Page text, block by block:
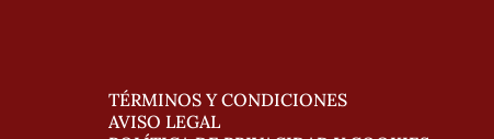
TÉRMINOS Y CONDICIONES
AVISO LEGAL